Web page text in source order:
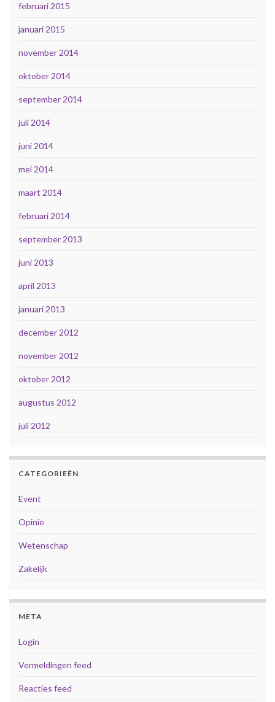
februari 2015
januari 2015
november 2014
oktober 2014
september 2014
juli 2014
juni 2014
mei 2014
maart 2014
februari 2014
september 2013
juni 2013
april 2013
januari 2013
december 2012
november 2012
oktober 2012
augustus 2012
juli 2012
CATEGORIEËN
Event
Opinie
Wetenschap
Zakelijk
META
Login
Vermeldingen feed
Reacties feed